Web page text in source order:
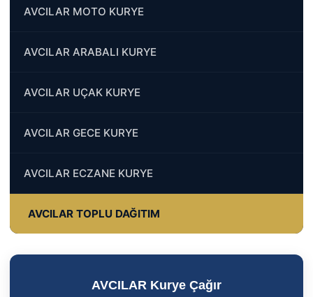
AVCILAR MOTO KURYE
AVCILAR ARABALI KURYE
AVCILAR UÇAK KURYE
AVCILAR GECE KURYE
AVCILAR ECZANE KURYE
AVCILAR TOPLU DAĞITIM
AVCILAR Kurye Çağır